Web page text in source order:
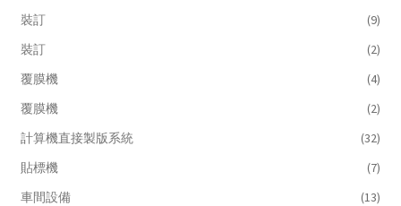
裝訂
(9)
裝訂
(2)
覆膜機
(4)
覆膜機
(2)
計算機直接製版系統
(32)
貼標機
(7)
車間設備
(13)